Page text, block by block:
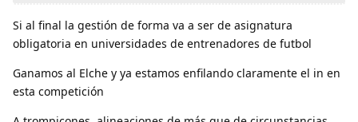
Si al final la gestión de forma va a ser de asignatura
obligatoria en universidades de entrenadores de futbol
Ganamos al Elche y ya estamos enfilando claramente el in en
esta competición